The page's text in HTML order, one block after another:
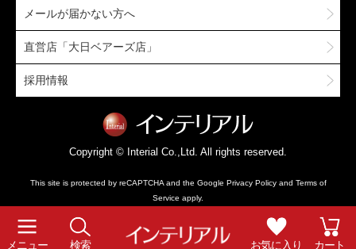
メニュー 検索 お気に入り カート
メールが届かない方へ
直営店「大日ベアーズ店」
採用情報
Copyright © Interial Co.,Ltd. All rights reserved.
This site is protected by reCAPTCHA and the Google Privacy Policyand Terms of
Service apply.